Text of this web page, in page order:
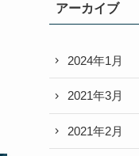
アーカイブ
2024年1月
2021年3月
2021年2月